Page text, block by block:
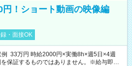
！ショート動画の映像編
・面接OK
33万円 時給2000円×実働8h×週5日×4週
保証するものではありません。※給与即受